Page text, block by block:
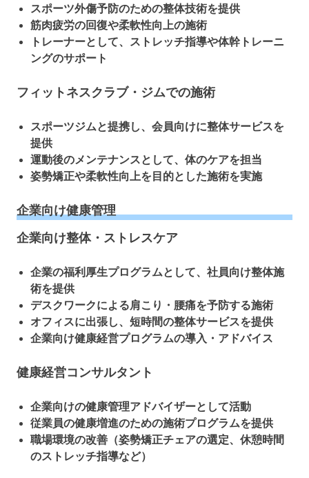
スポーツ外傷予防のための整体技術を提供
筋肉疲労の回復や柔軟性向上の施術
トレーナーとして、ストレッチ指導や体幹トレーニ
ングのサポート
フィットネスクラブ・ジムでの施術
スポーツジムと提携し、会員向けに整体サービスを
提供
運動後のメンテナンスとして、体のケアを担当
姿勢矯正や柔軟性向上を目的とした施術を実施
企業向け健康管理
企業向け整体・ストレスケア
企業の福利厚生プログラムとして、社員向け整体施
術を提供
デスクワークによる肩こり・腰痛を予防する施術
オフィスに出張し、短時間の整体サービスを提供
企業向け健康経営プログラムの導入・アドバイス
健康経営コンサルタント
企業向けの健康管理アドバイザーとして活動
従業員の健康増進のための施術プログラムを提供
職場環境の改善（姿勢矯正チェアの選定、休憩時間
のストレッチ指導など）